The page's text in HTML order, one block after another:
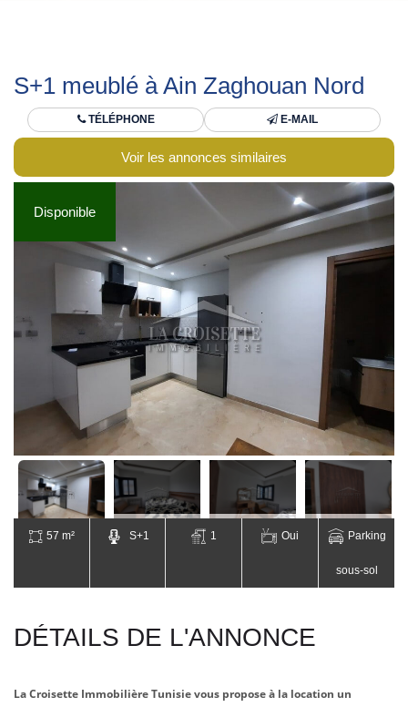
S+1 meublé à Ain Zaghouan Nord
TÉLÉPHONE E-MAIL
Voir les annonces similaires
Disponible
57 m² S+1 1 Oui Parking
sous-sol
DÉTAILS DE L'ANNONCE
La Croisette Immobilière Tunisie vous propose à la location un